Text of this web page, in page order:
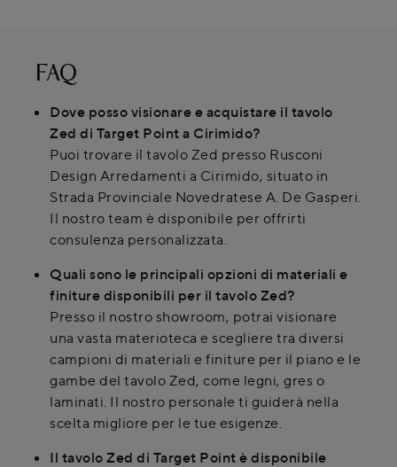
FAQ
Dove posso visionare e acquistare il tavolo
Zed di Target Point a Cirimido?
Puoi trovare il tavolo Zed presso Rusconi
Design Arredamenti a Cirimido, situato in
Strada Provinciale Novedratese A. De Gasperi.
Il nostro team è disponibile per offrirti
consulenza personalizzata.
Quali sono le principali opzioni di materiali e
finiture disponibili per il tavolo Zed?
Presso il nostro showroom, potrai visionare
una vasta materioteca e scegliere tra diversi
campioni di materiali e finiture per il piano e le
gambe del tavolo Zed, come legni, gres o
laminati. Il nostro personale ti guiderà nella
scelta migliore per le tue esigenze.
Il tavolo Zed di Target Point è disponibile